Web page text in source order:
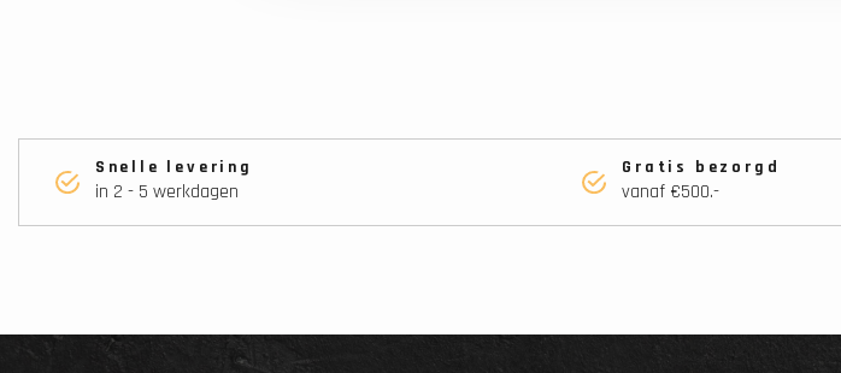
Snelle levering
in 2 - 5 werkdagen
Gratis bezorgd
vanaf €500.-